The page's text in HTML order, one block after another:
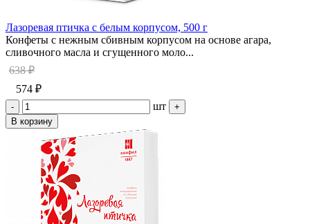
Лазоревая птичка с белым корпусом, 500 г
Конфеты с нежным сбивным корпусом на основе агара,
сливочного масла и сгущенного моло...
638 ₽
574 ₽
- шт
+
В корзину